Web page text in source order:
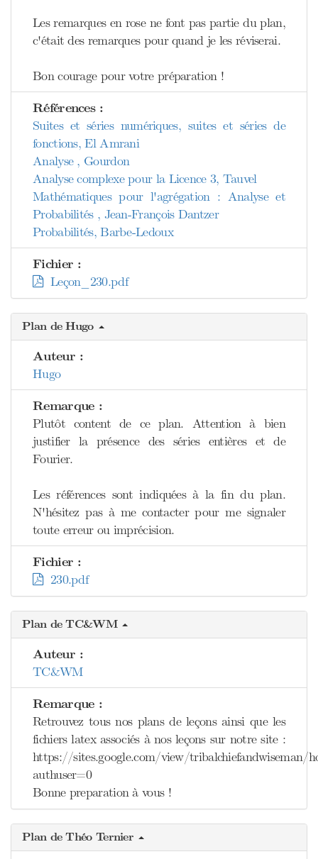
Les remarques en rose ne font pas partie du plan,
c'était des remarques pour quand je les réviserai.
Bon courage pour votre préparation !
Références :
Suites et séries numériques, suites et séries de
fonctions, El Amrani
Analyse , Gourdon
Analyse complexe pour la Licence 3, Tauvel
Mathématiques pour l'agrégation : Analyse et
Probabilités , Jean-François Dantzer
Probabilités, Barbe-Ledoux
Fichier :
Leçon_230.pdf
Plan de Hugo
Auteur :
Hugo
Remarque :
Plutôt content de ce plan. Attention à bien
justifier la présence des séries entières et de
Fourier.
Les références sont indiquées à la fin du plan.
N'hésitez pas à me contacter pour me signaler
toute erreur ou imprécision.
Fichier :
230.pdf
Plan de TC&WM
Auteur :
TC&WM
Remarque :
Retrouvez tous nos plans de leçons ainsi que les
fichiers latex associés à nos leçons sur notre site :
https://sites.google.com/view/tribalchiefandwiseman/
authuser=0
Bonne preparation à vous !
Plan de Théo Ternier